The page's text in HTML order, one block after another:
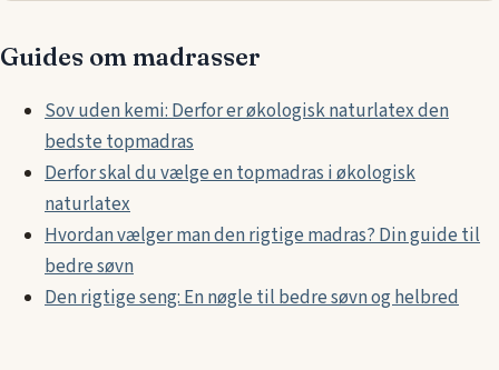
Guides om madrasser
Sov uden kemi: Derfor er økologisk naturlatex den
bedste topmadras
Derfor skal du vælge en topmadras i økologisk
naturlatex
Hvordan vælger man den rigtige madras? Din guide til
bedre søvn
Den rigtige seng: En nøgle til bedre søvn og helbred